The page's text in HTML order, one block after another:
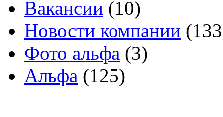
Вакансии (10)
Новости компании
Фото альфа (3)
Альфа (125)